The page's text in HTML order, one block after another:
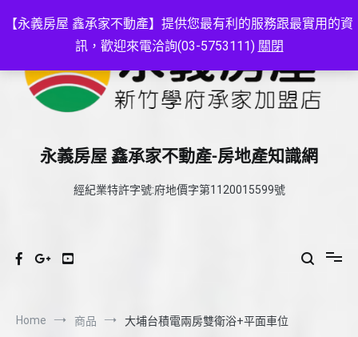
【永義房屋 鑫承家不動產】提供您最有利的服務跟最實用的資
訊，歡迎來電洽詢(03-5753111) 關閉
永義房屋 鑫承家不動產-房地產知識網
經紀業特許字號:府地價字第1120015599號
Home 商品 大埔台積電兩房雙衛浴+平面車位